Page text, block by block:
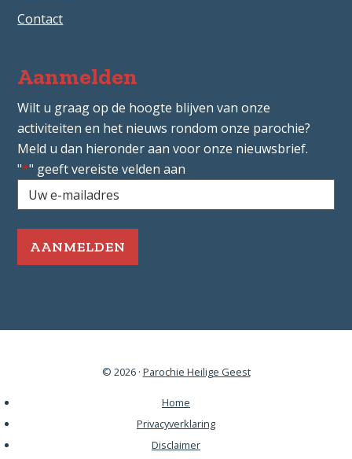
Contact
Aanmelden
Wilt u graag op de hoogte blijven van onze
activiteiten en het nieuws rondom onze parochie?
Meld u dan hieronder aan voor onze nieuwsbrief.
"*" geeft vereiste velden aan
Uw
e-
mailadres
Vereist
© 2026 · Parochie Heilige Geest
Home
Privacyverklaring
Disclaimer